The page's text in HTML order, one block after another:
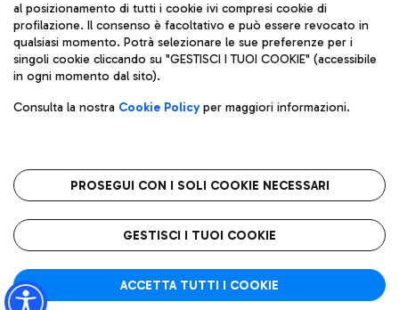
Codice fiscale e Registro delle Imprese di Roma 13032990155 P.
IVA 06572251004
Capitale sociale 62.224.743,00 int. vers.
Sede legale: Via Pier Paolo Racchetti 1 - 00054 Fiumicino (RM)
telefono +39 06 65951
Privacy policy
Note legali
L'aeroporto stellato
al posizionamento di tutti i cookie ivi compresi cookie di
profilazione. Il consenso è facoltativo e può essere revocato in
qualsiasi momento. Potrà selezionare le sue preferenze per i
singoli cookie cliccando su "GESTISCI I TUOI COOKIE" (accessibile
in ogni momento dal sito).
Consulta la nostra Cookie Policyper maggiori informazioni.
PROSEGUI CON I SOLI COOKIE NECESSARI
GESTISCI I TUOI COOKIE
ACCETTA TUTTI I COOKIE